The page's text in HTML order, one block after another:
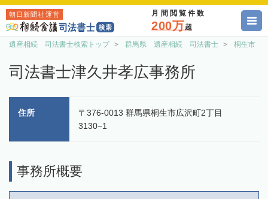
朝日新聞社運営 月間閲覧件数
200万超
遺産相続 司法書士検索トップ 群馬県 遺産相続 司法書士 桐生市
司法書士津久井孝広事務所
住所
〒376-0013 群馬県桐生市広沢町2丁目
3130−1
事務所概要